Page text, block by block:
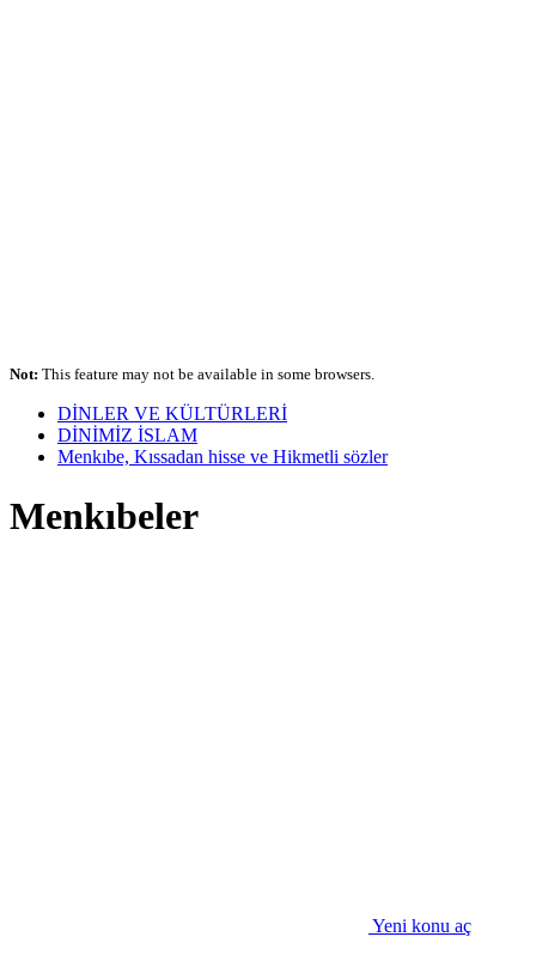
Not: This feature may not be available in some browsers.
DİNLER VE KÜLTÜRLERİ
DİNİMİZ İSLAM
Menkıbe, Kıssadan hisse ve Hikmetli sözler
Menkıbeler
Yeni konu aç